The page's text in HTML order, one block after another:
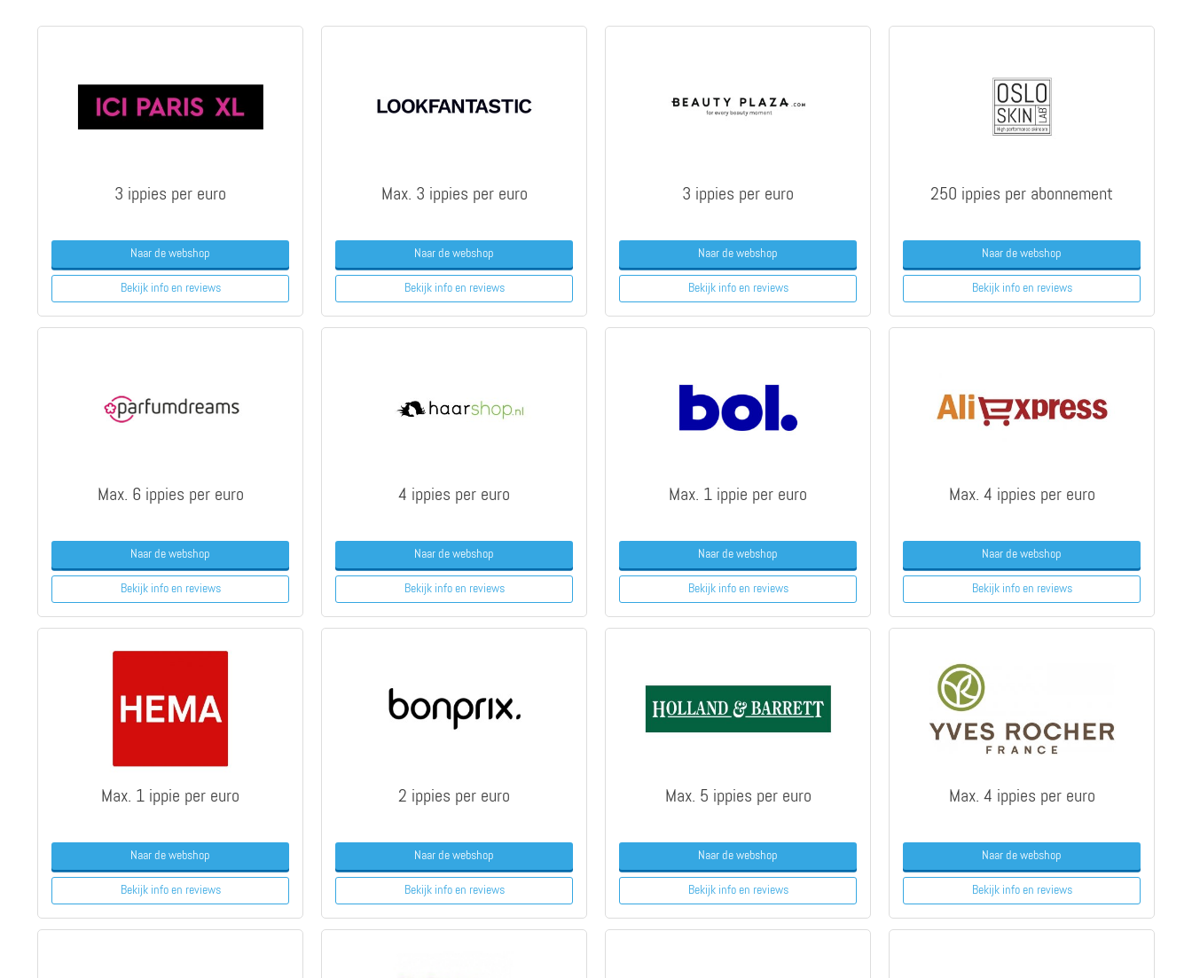
3 ippies per euro
Naar de webshop
Bekijk infoen reviews
Max. 3 ippies per euro
Naar de webshop
Bekijk infoen reviews
3 ippies per euro
Naar de webshop
Bekijk infoen reviews
250 ippies per abonnement
Naar de webshop
Bekijk infoen reviews
Max. 6 ippies per euro
Naar de webshop
Bekijk infoen reviews
4 ippies per euro
Naar de webshop
Bekijk infoen reviews
Max. 1 ippie per euro
Naar de webshop
Bekijk infoen reviews
Max. 4 ippies per euro
Naar de webshop
Bekijk infoen reviews
Max. 1 ippie per euro
Naar de webshop
Bekijk infoen reviews
2 ippies per euro
Naar de webshop
Bekijk infoen reviews
Max. 5 ippies per euro
Naar de webshop
Bekijk infoen reviews
Max. 4 ippies per euro
Naar de webshop
Bekijk infoen reviews